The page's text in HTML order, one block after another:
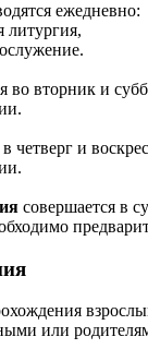
ежедневно:
во вторник и
четверг и
совершается в
или